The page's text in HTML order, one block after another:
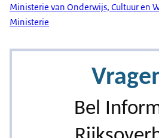
Ministerie van Onderwijs, Cultuur en
Ministerie